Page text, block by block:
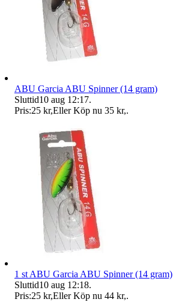
ABU Garcia ABU Spinner (14 gram)
Sluttid10 aug 12:17.
Pris:25 kr,Eller Köp nu 35 kr,.
1 st ABU Garcia ABU Spinner (14 gram)
Sluttid10 aug 12:18.
Pris:25 kr,Eller Köp nu 44 kr,.